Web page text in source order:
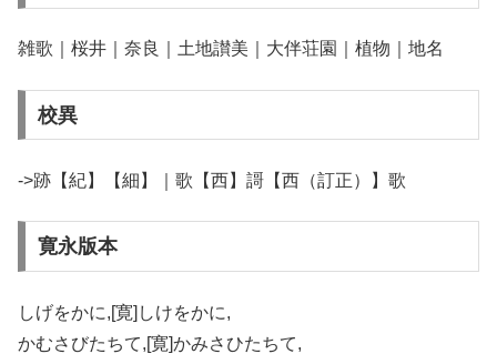
雑歌｜桜井｜奈良｜土地讃美｜大伴荘園｜植物｜地名
校異
->跡【紀】【細】｜歌【西】謌【西（訂正）】歌
寛永版本
しげをかに,[寛]しけをかに,
かむさびたちて,[寛]かみさひたちて,